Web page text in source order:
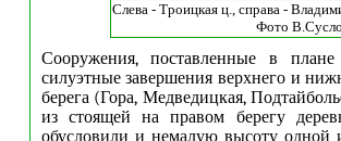
Слева - Троицкая ц., справа -
Фото
Сооружения, поставленные в плане
силуэтные завершения верхнего и
берега (Гора, Медведицкая,
из стоящей на правом берегу
обусловили и немалую высоту